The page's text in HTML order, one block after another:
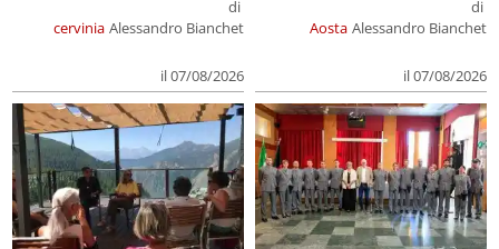
cervinia
di
Alessandro Bianchet
il 07/08/2026
Aosta
di
Alessandro Bianchet
il 07/08/2026